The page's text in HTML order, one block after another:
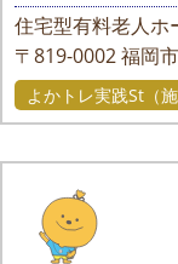
住宅型有料老人ホ
〒819-0002福岡
よかトレ実践St（施